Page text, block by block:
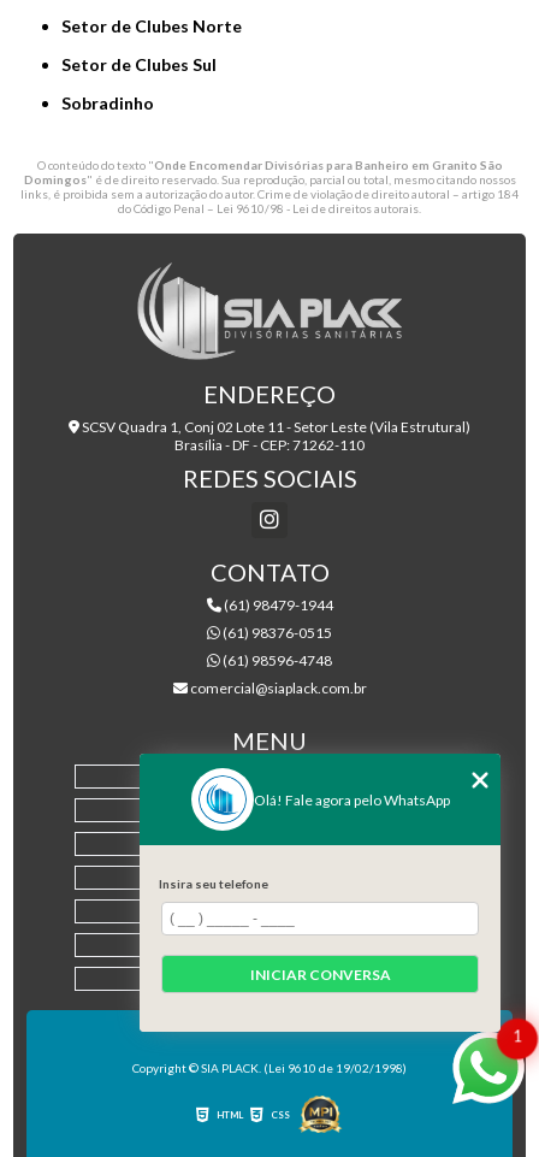
Setor de Clubes Norte
Setor de Clubes Sul
Sobradinho
O conteúdo do texto "Onde Encomendar Divisórias para Banheiro em Granito São
Domingos" é de direito reservado. Sua reprodução, parcial ou total, mesmo citando nossos
links, é proibida sem a autorização do autor. Crime de violação de direito autoral – artigo 184
do Código Penal – Lei 9610/98 - Lei de direitos autorais
ENDEREÇO
SCSV Quadra 1, Conj 02 Lote 11 - Setor Leste (Vila Estrutural)
Brasília - DF - CEP: 71262-110
REDES SOCIAIS
CONTATO
(61) 98479-1944
(61) 98376-0515
(61) 98596-4748
comercial@siaplack.com.br
MENU
EMPRESA
PRODUTOS
MAPA DO SITE
Copyright © SIA PLACK. (Lei 9610 de 19/02/1998)
HTML CSS
1
Olá! Fale agora pelo WhatsApp
Insira seu telefone
INICIAR CONVERSA